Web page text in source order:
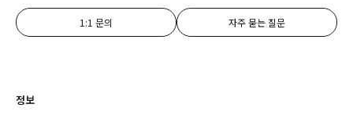
1:1 문의 자주 묻는 질문
정보